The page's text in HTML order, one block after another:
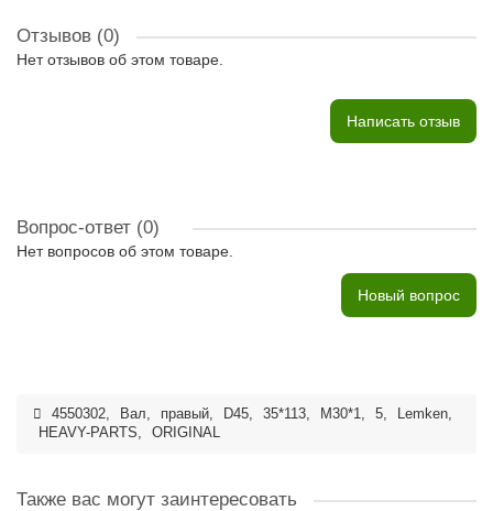
Отзывов (0)
Нет отзывов об этом товаре.
Написать отзыв
Вопрос-ответ (0)
Нет вопросов об этом товаре.
Новый вопрос
4550302, Вал, правый, D45, 35*113, M30*1, 5, Lemken,
HEAVY-PARTS, ORIGINAL
Также вас могут заинтересовать